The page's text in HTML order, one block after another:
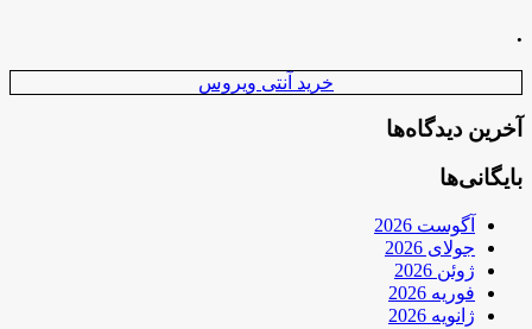
.
خرید آنتی ویروس
آخرین دیدگاه‌ها
بایگانی‌ها
آگوست 2026
جولای 2026
ژوئن 2026
فوریه 2026
ژانویه 2026